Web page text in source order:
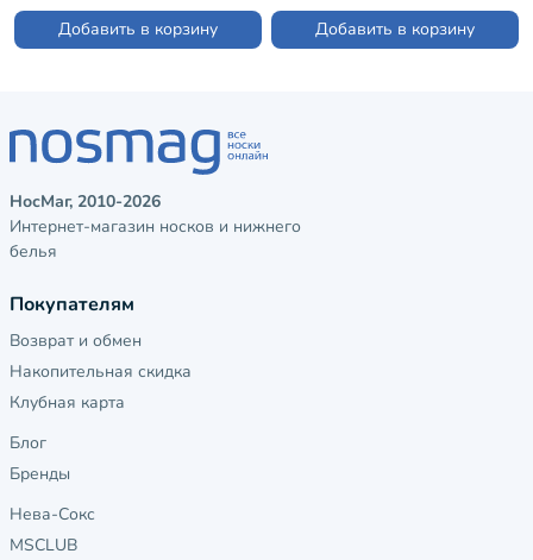
Добавить в корзину
Добавить в корзину
НосМаг, 2010-2026
Интернет-магазин носков и нижнего
белья
Покупателям
Возврат и обмен
Накопительная скидка
Клубная карта
Блог
Бренды
Нева-Сокс
MSCLUB